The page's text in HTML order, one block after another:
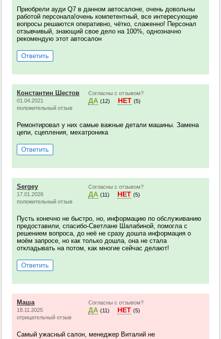
Приобрели ауди Q7 в данном автосалоне, очень довольны
работой персонала!очень компетентный, все интересующие
вопросы решаются оперативно, чётко, слаженно! Персонал
отзывчивый, знающий свое дело на 100%, однозначно
рекомендую этот автосалон
Ответить
Константин Шестов
01.04.2021
положительный отзыв
Согласны с отзывом?
ДА (12) НЕТ (5)
Ремонтировал у них самые важные детали машины. Замена
цепи, сцепления, мехатроника
Ответить
Sergey
17.01.2026
положительный отзыв
Согласны с отзывом?
ДА (11) НЕТ (5)
Пусть конечно не быстро, но, информацию по обслуживанию
предоставили, спасибо-Светлане Шалабиной, помогла с
решением вопроса, до неё не сразу дошла информация о
моём запросе, но как только дошла, она не стала
откладывать на потом, как многие сейчас делают!
Ответить
Маша
18.11.2025
отрицательный отзыв
Согласны с отзывом?
ДА (11) НЕТ (5)
Самый ужасный салон, менеджер Виталий не